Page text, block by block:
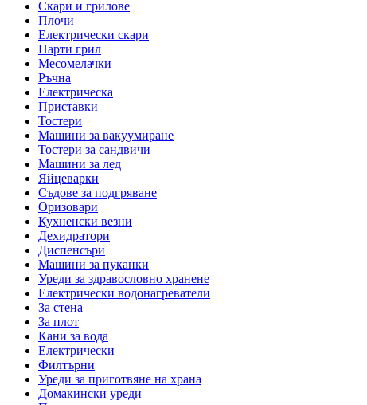
Скари и грилове
Плочи
Електрически скари
Парти грил
Месомелачки
Ръчна
Електрическа
Приставки
Тостери
Машини за вакуумиране
Тостери за сандвичи
Машини за лед
Яйцеварки
Съдове за подгряване
Оризовари
Кухненски везни
Дехидратори
Диспенсъри
Машини за пуканки
Уреди за здравословно хранене
Електрически водонагреватели
За стена
За плот
Кани за вода
Електрически
Филтърни
Уреди за приготвяне на храна
Домакински уреди